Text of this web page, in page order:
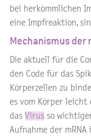
bei herkömmlichen
eine Impfreaktion,
Mechanismus der
Die aktuell für die
den Code für das
Körperzellen zu
es vom Körper
das Virus so
Aufnahme der